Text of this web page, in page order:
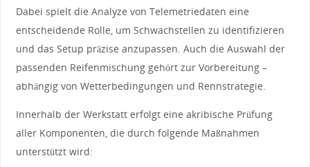
Dabei spielt die Analyze von Telemetriedaten eine
entscheidende Rolle, um Schwachstellen zu identifizieren
und das Setup präzise anzupassen. Auch ‌die Auswahl der
passenden Reifenmischung gehört zur Vorbereitung –
abhängig von ⁢Wetterbedingungen und‍ Rennstrategie.
Innerhalb der Werkstatt erfolgt eine akribische Prüfung
⁢aller Komponenten, die durch​ folgende Maßnahmen
unterstützt wird: